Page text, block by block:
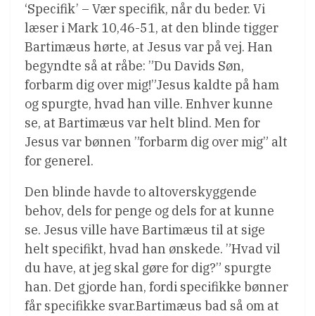
‘Specifik’ – Vær specifik, når du beder. Vi
læser i Mark 10,46-51, at den blinde tigger
Bartimæus hørte, at Jesus var på vej. Han
begyndte så at råbe: ”Du Davids Søn,
forbarm dig over mig!”Jesus kaldte på ham
og spurgte, hvad han ville. Enhver kunne
se, at Bartimæus var helt blind. Men for
Jesus var bønnen ”forbarm dig over mig” alt
for generel.
Den blinde havde to altoverskyggende
behov, dels for penge og dels for at kunne
se. Jesus ville have Bartimæus til at sige
helt specifikt, hvad han ønskede. ”Hvad vil
du have, at jeg skal gøre for dig?” spurgte
han. Det gjorde han, fordi specifikke bønner
får specifikke svar.Bartimæus bad så om at